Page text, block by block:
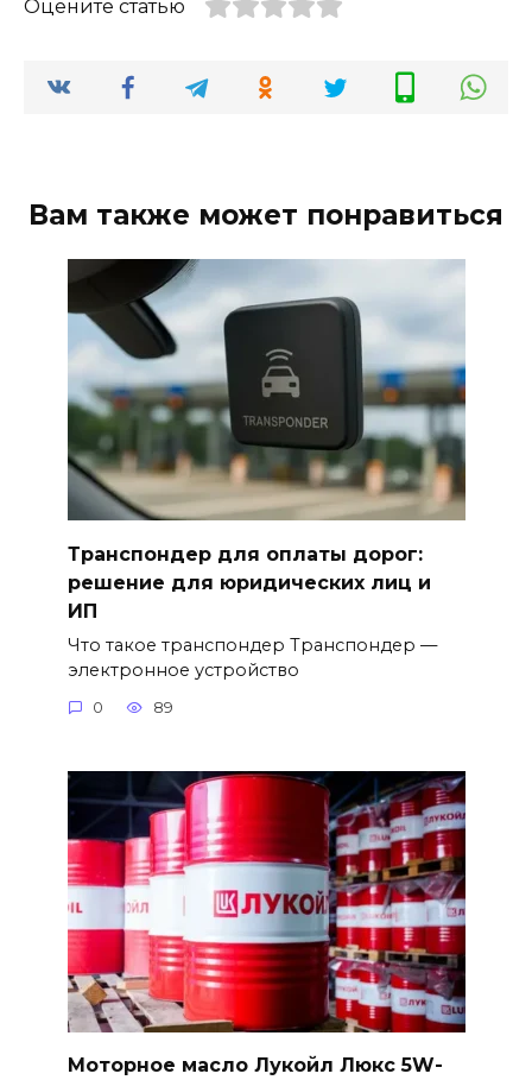
Оцените статью
Вам также может понравиться
Транспондер для оплаты дорог:
решение для юридических лиц и
ИП
Что такое транспондер Транспондер —
электронное устройство
0 89
Моторное масло Лукойл Люкс 5W-